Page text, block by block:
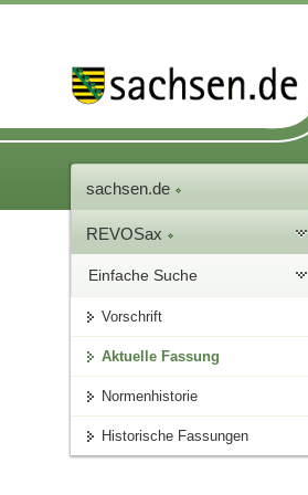
sachsen.de
REVOSax
Einfache Suche
Vorschrift
Aktuelle Fassung
Normenhistorie
Historische Fassungen